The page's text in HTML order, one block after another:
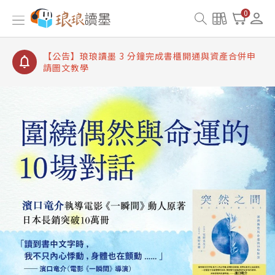
0
【公告】琅琅讀墨書櫃開通常見問題
【公告】琅琅讀墨 3 分鐘完成書櫃開通與資產合併申
【公告】琅琅書店服務升級重要說明及資產合併結果
查詢
【公告】琅琅讀墨數位閱讀資產合併與書櫃開通申請